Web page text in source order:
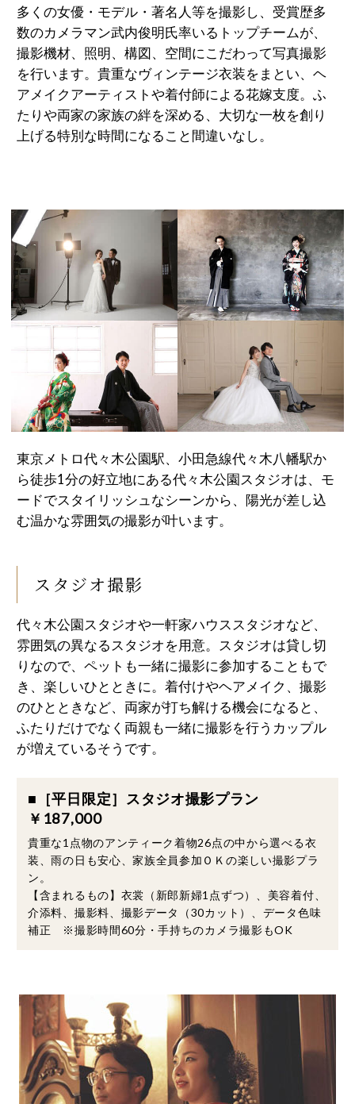
多くの女優・モデル・著名人等を撮影し、受賞歴多
数のカメラマン武内俊明氏率いるトップチームが、
撮影機材、照明、構図、空間にこだわって写真撮影
を行います。貴重なヴィンテージ衣装をまとい、ヘ
アメイクアーティストや着付師による花嫁支度。ふ
たりや両家の家族の絆を深める、大切な一枚を創り
上げる特別な時間になること間違いなし。
東京メトロ代々木公園駅、小田急線代々木八幡駅か
ら徒歩1分の好立地にある代々木公園スタジオは、モ
ードでスタイリッシュなシーンから、陽光が差し込
む温かな雰囲気の撮影が叶います。
スタジオ撮影
代々木公園スタジオや一軒家ハウススタジオなど、
雰囲気の異なるスタジオを用意。スタジオは貸し切
りなので、ペットも一緒に撮影に参加することもで
き、楽しいひとときに。着付けやヘアメイク、撮影
のひとときなど、両家が打ち解ける機会になると、
ふたりだけでなく両親も一緒に撮影を行うカップル
が増えているそうです。
■［平日限定］スタジオ撮影プラン
￥187,000
貴重な1点物のアンティーク着物26点の中から選べる衣
装、雨の日も安心、家族全員参加ＯＫの楽しい撮影プラ
ン。
【含まれるもの】衣裳（新郎新婦1点ずつ）、美容着付、
介添料、撮影料、撮影データ（30カット）、データ色味
補正 ※撮影時間60分・手持ちのカメラ撮影もOK